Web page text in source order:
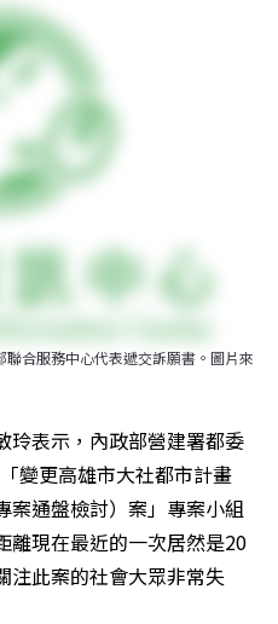
合服務中心代表遞交訴願書。圖片來
玲表示，內政部營建署都委
變更高雄市大社都市計畫
案通盤檢討）案」專案小組
離現在最近的一次居然是20
注此案的社會大眾非常失